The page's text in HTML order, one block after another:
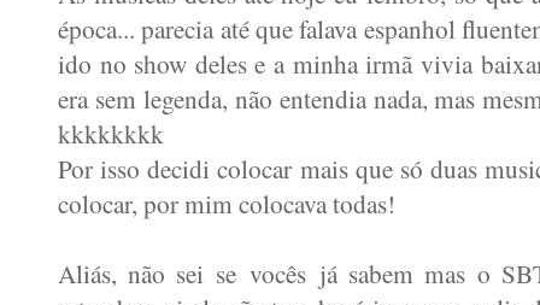
época... parecia até que falava espanhol
ido no show deles e a minha irmã vivia
era sem legenda, não entendia nada, mas
kkkkkkkk
Por isso decidi colocar mais que só duas
colocar, por mim colocava todas!
Aliás, não sei se vocês já sabem mas o